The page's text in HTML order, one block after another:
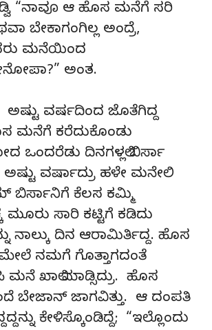
“ನಾವೂ ಆ ಹೊಸ ಮನೆಗೆ ಸರಿ
ಬೇಕಾಗಂಗಿಲ್ಲ ಅಂದ್ರೆ,
ಮನೆಯಿಂದ
ಅಂತ.
ಅಷ್ಟು ವರ್ಷದಿಂದ ಜೊತೆಗಿದ್ದ
ಮನೆಗೆ ಕರೆದುಕೊಂಡು
ಒಂದರೆಡು ದಿನಗಳಲ್ಲಿ ಬಿರ್ಸಾ
ವರ್ಷಾದ್ರು ಹಳೇ ಮನೇಲಿ
ಬಿರ್ಸಾನಿಗೆ ಕೆಲಸ ಕಮ್ಮಿ
ಮೂರು ಸಾರಿ ಕಟ್ಟಿಗೆ ಕಡಿದು
ನಾಲ್ಕು ದಿನ ಆರಾಮಿರ್ತಿದ್ದ. ಹೊಸ
ನಮಗೆ ಗೊತ್ತಾಗದಂತೆ
ಮನೆ ಖಾಲಿ ಮಾಡ್ಸಿದ್ರು. ಹೊಸ
ಜಾಗವಿತ್ತು. ಆ ದಂಪತಿ
ಕೇಳಿಸ್ಕೊಂಡಿದ್ದೆ; “ಇಲ್ಲೊಂದು